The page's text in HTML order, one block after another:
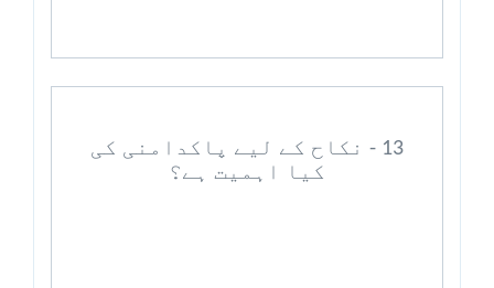
13 - نکاح کے لیے پاکدامنی کی
کیا اہمیت ہے؟